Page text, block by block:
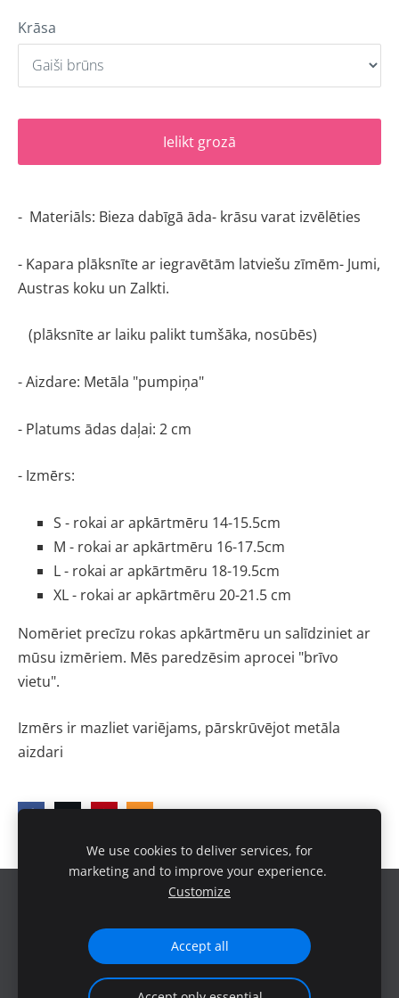
Krāsa
Ielikt grozā
-  Materiāls: Bieza dabīgā āda- krāsu varat izvēlēties
- Kapara plāksnīte ar iegravētām latviešu zīmēm- Jumi,
Austras koku un Zalkti.
   (plāksnīte ar laiku palikt tumšāka, nosūbēs)
- Aizdare: Metāla "pumpiņa"
- Platums ādas daļai: 2 cm
- Izmērs:
S - rokai ar apkārtmēru 14-15.5cm
M - rokai ar apkārtmēru 16-17.5cm
L - rokai ar apkārtmēru 18-19.5cm
XL - rokai ar apkārtmēru 20-21.5 cm
Nomēriet precīzu rokas apkārtmēru un salīdziniet ar
mūsu izmēriem. Mēs paredzēsim aprocei "brīvo
vietu".
Izmērs ir mazliet variējams, pārskrūvējot metāla
aizdari
Sīkdatnes
We use cookies to deliver services, for
marketing and to improve your experience.
Customize
Accept all